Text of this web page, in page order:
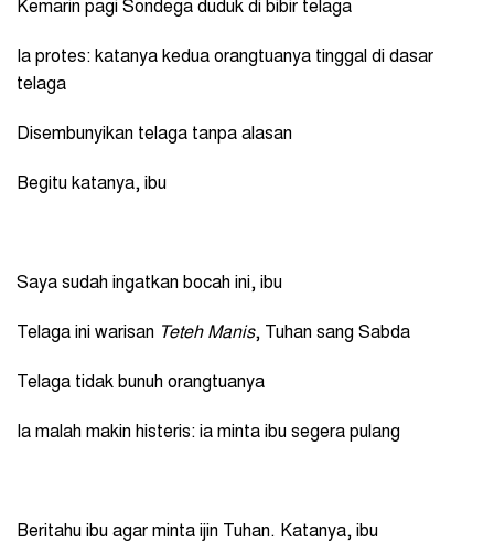
Kemarin pagi Sondega duduk di bibir telaga
Ia protes: katanya kedua orangtuanya tinggal di dasar
telaga
Disembunyikan telaga tanpa alasan
Begitu katanya, ibu
Saya sudah ingatkan bocah ini, ibu
Telaga ini warisan Teteh Manis, Tuhan sang Sabda
Telaga tidak bunuh orangtuanya
Ia malah makin histeris: ia minta ibu segera pulang
Beritahu ibu agar minta ijin Tuhan. Katanya, ibu